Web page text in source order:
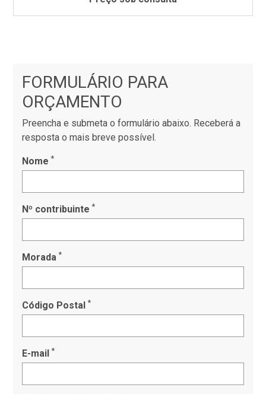
FORMULÁRIO PARA
ORÇAMENTO
Preencha e submeta o formulário abaixo. Receberá a
resposta o mais breve possível.
Nome*
Nº contribuinte*
Morada*
Código Postal*
E-mail*